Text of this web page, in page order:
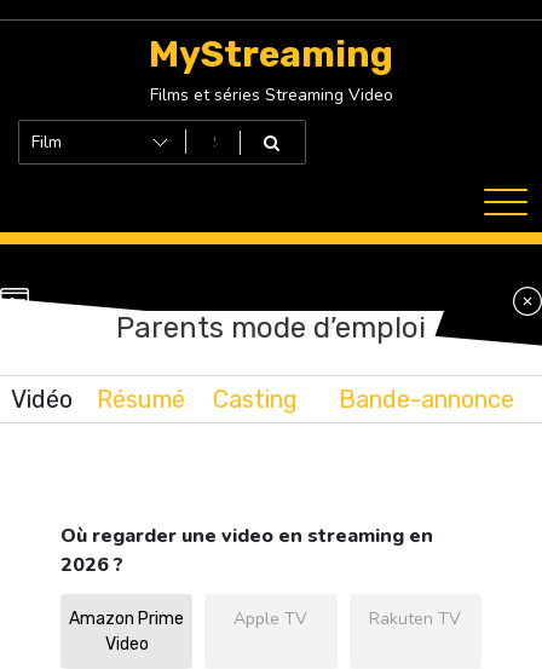
MyStreaming
Films et séries Streaming Video
Parents mode d’emploi
Vidéo Résumé Casting Bande-annonce
Où regarder une video en streaming en
2026 ?
Amazon Prime
Video
Apple TV Rakuten TV